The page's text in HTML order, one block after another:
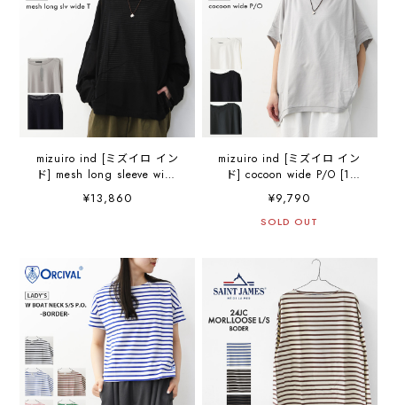
mizuiro ind [ミズイロ イン
ド] mesh long sleeve wide
T [1-210062] メッシュロン
グスリーブワイドT・ワイド
[2026SS]
¥13,860
mizuiro ind [ミズイロ イン
ド] cocoon wide P/O [1-
210057] コクーンワイドプ
ルオーバー・コクーンシル
エット・ワイドシルエッ
ープ・LADY'S[2026SS]
¥9,790
SOLD OUT